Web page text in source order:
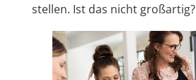
stellen. Ist das nicht großartig?